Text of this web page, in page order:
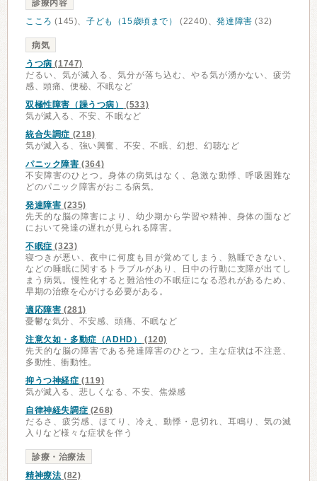
診療内容
こころ (145)、子ども（15歳頃まで） (2240)、発達障害 (32)
病気
うつ病 (1747)
だるい、気が滅入る、気分が落ち込む、やる気が湧かない、疲労
感、頭痛、便秘、不眠など
双極性障害（躁うつ病）
(533)
気が滅入る、不安、不眠など
統合失調症 (218)
気が滅入る、強い興奮、不安、不眠、幻想、幻聴など
パニック障害 (364)
不安障害のひとつ。身体の病気はなく、急激な動悸、呼吸困難な
どのパニック障害がおこる病気。
発達障害 (235)
先天的な脳の障害により、幼少期から学習や精神、身体の面など
において発達の遅れが見られる障害。
不眠症 (323)
寝つきが悪い、夜中に何度も目が覚めてしまう、熟睡できない、
などの睡眠に関するトラブルがあり、日中の行動に支障が出てし
まう病気。慢性化すると難治性の不眠症になる恐れがあるため、
早期の治療を心がける必要がある。
適応障害 (281)
憂鬱な気分、不安感、頭痛、不眠など
注意欠如・多動症（ADHD）
(120)
先天的な脳の障害である発達障害のひとつ。主な症状は不注意、
多動性、衝動性。
抑うつ神経症 (119)
気が滅入る、悲しくなる、不安、焦燥感
自律神経失調症 (268)
だるさ、疲労感、ほてり、冷え、動悸・息切れ、耳鳴り、気の滅
入りなど様々な症状を伴う
診療・治療法
精神療法 (82)